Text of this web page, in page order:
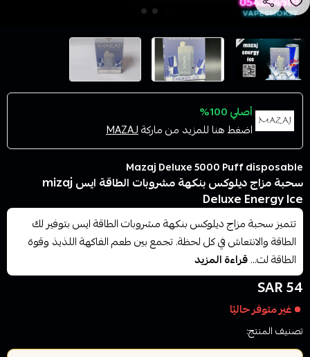
أصلي 100%
اضغط هنا للمزيد من ماركةMAZAJ
Mazaj Deluxe 5000 Puff disposable
سحبة مزاج ديلوكس بنكهة مشروبات الطاقة ايس mizaj
Deluxe Energy Ice
تتميز سحبة مزاج ديلوكس بنكهة مشروبات الطاقة ايس بتوفير لك
الطاقة والانتعاش في كل لحظة. تجمع بين طعم الفاكهة اللذيذ وقوة
الطاقة لت...قراءة المزيد
54 SAR
غير متوفر حاليًا
تصنيف المنتج: